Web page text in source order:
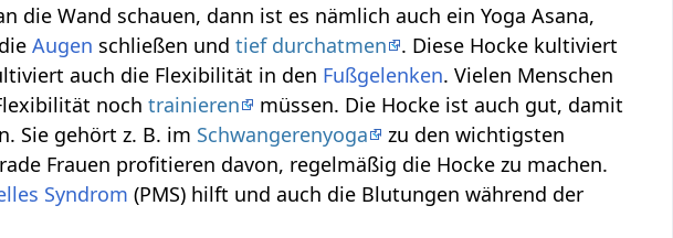
die Wand schauen, dann ist es nämlich auch ein Yoga Asana,
Augen schließen undtief durchatmen
. Diese Hocke kultiviert
auch die Flexibilität in den Fußgelenken. Vielen Menschen
nochtrainieren
müssen. Die Hocke ist auch gut, damit
Sie gehört z. B. im Schwangerenyoga
zu den wichtigsten
Frauen profitieren davon, regelmäßig die Hocke zu machen.
Syndrom (PMS) hilft und auch die Blutungen während der